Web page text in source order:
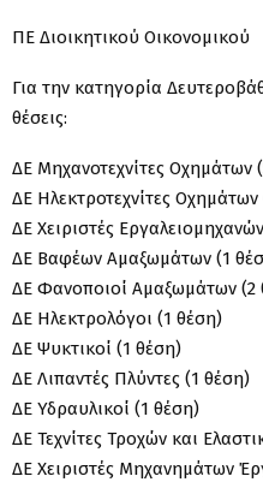
ΠΕ Διοικητικού Οικονομικού
Για την κατηγορία
θέσεις:
ΔΕ Μηχανοτεχνίτες Οχημάτων
ΔΕ Ηλεκτροτεχνίτες Οχημάτων
ΔΕ Χειριστές
ΔΕ Βαφέων Αμαξωμάτων (1
ΔΕ Φανοποιοί Αμαξωμάτων (2
ΔΕ Ηλεκτρολόγοι (1 θέση)
ΔΕ Ψυκτικοί (1 θέση)
ΔΕ Λιπαντές Πλύντες (1 θέση)
ΔΕ Υδραυλικοί (1 θέση)
ΔΕ Τεχνίτες Τροχών και
ΔΕ Χειριστές Μηχανημάτων